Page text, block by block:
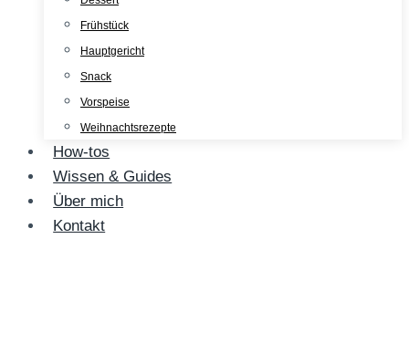
Frühstück
Hauptgericht
Snack
Vorspeise
Weihnachtsrezepte
How-tos
Wissen & Guides
Über mich
Kontakt